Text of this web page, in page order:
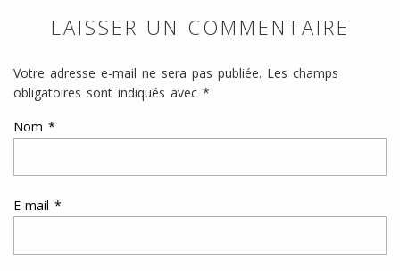
LAISSER UN COMMENTAIRE
Votre adresse e-mail ne sera pas publiée. Les champs
obligatoires sont indiqués avec *
Nom *
E-mail *